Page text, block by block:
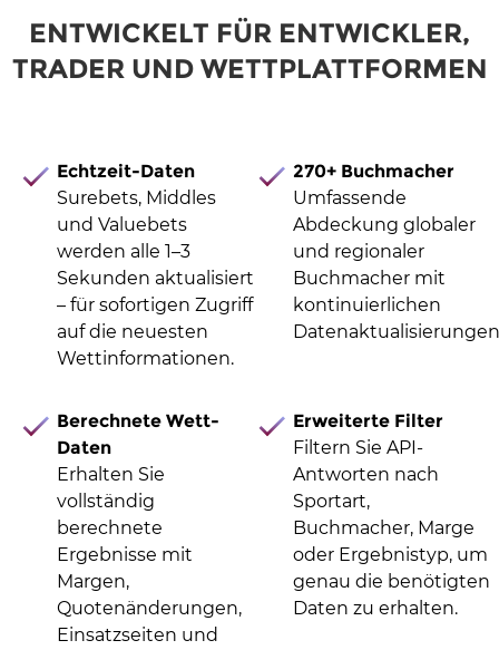
ENTWICKELT FÜR ENTWICKLER,
TRADER UND WETTPLATTFORMEN
Echtzeit-Daten
Surebets, Middles
und Valuebets
werden alle 1–3
Sekunden aktualisiert
– für sofortigen Zugriff
auf die neuesten
Wettinformationen.
270+ Buchmacher
Umfassende
Abdeckung globaler
und regionaler
Buchmacher mit
kontinuierlichen
Berechnete Wett-
Daten
Erhalten Sie
vollständig
berechnete
Ergebnisse mit
Margen,
Quotenänderungen,
Einsatzseiten und
Erweiterte Filter
Filtern Sie API-
Antworten nach
Sportart,
Buchmacher, Marge
oder Ergebnistyp, um
genau die benötigten
Daten zu erhalten.